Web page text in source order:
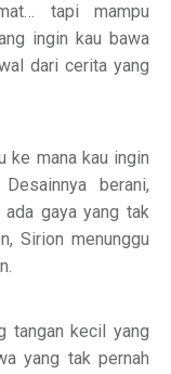
tapi mampu
ingin kau bawa
dari cerita yang
ke mana kau ingin
berani,
gaya yang tak
Sirion menunggu
tangan kecil yang
yang tak pernah